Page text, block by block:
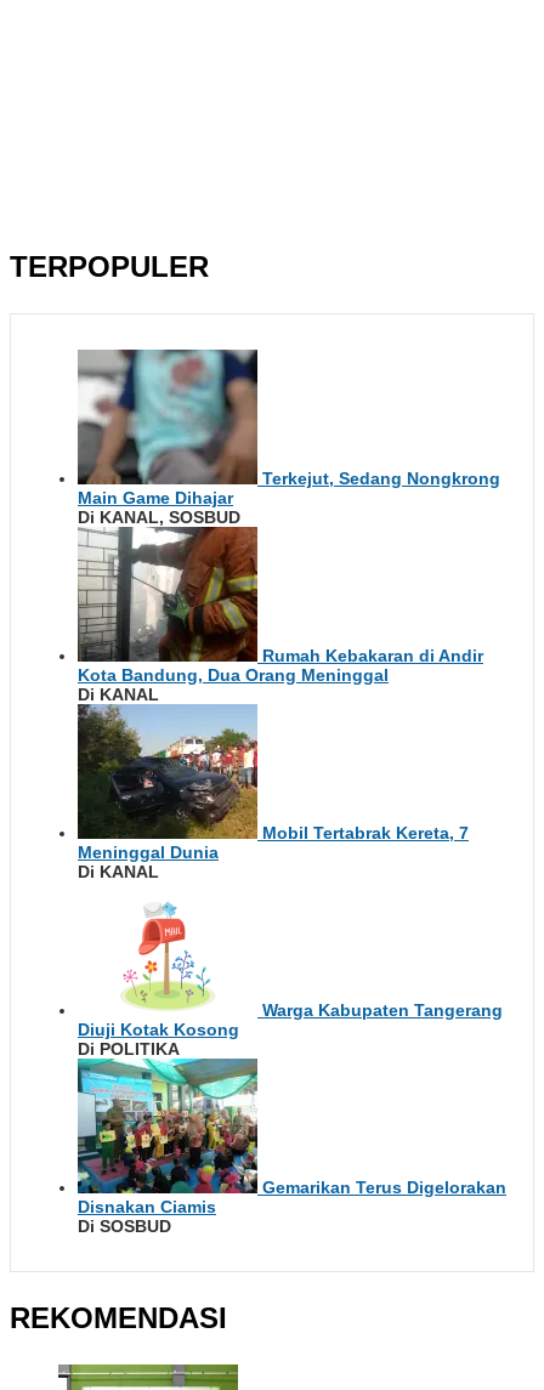
TERPOPULER
Terkejut, Sedang Nongkrong
Main Game Dihajar
Di KANAL, SOSBUD
Rumah Kebakaran di Andir
Kota Bandung, Dua Orang Meninggal
Di KANAL
Mobil Tertabrak Kereta, 7
Meninggal Dunia
Di KANAL
Warga Kabupaten Tangerang
Diuji Kotak Kosong
Di POLITIKA
Gemarikan Terus Digelorakan
Disnakan Ciamis
Di SOSBUD
REKOMENDASI